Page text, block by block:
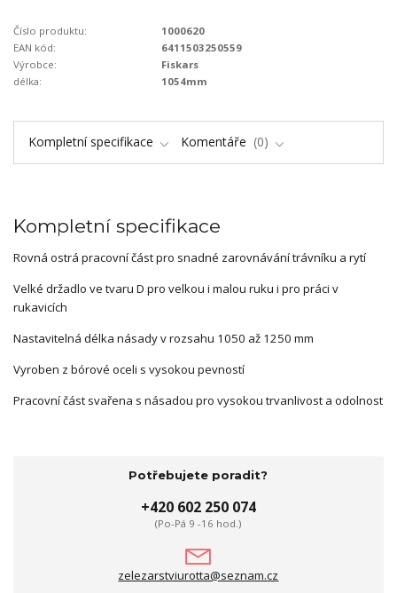
Číslo produktu:
1000620
EAN kód:
6411503250559
Výrobce:
Fiskars
délka:
1054mm
Kompletní specifikace Komentáře 0
Kompletní specifikace
Rovná ostrá pracovní část pro snadné zarovnávání trávníku a rytí
Velké držadlo ve tvaru D pro velkou i malou ruku i pro práci v
rukavicích
Nastavitelná délka násady v rozsahu 1050 až 1250 mm
Vyroben z bórové oceli s vysokou pevností
Pracovní část svařena s násadou pro vysokou trvanlivost a odolnost
Potřebujete poradit?
+420 602 250 074
(Po-Pá 9 -16 hod.)
zelezarstviurotta@seznam.cz